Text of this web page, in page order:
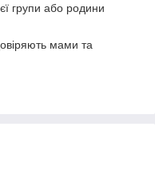
групи або родини
мами та